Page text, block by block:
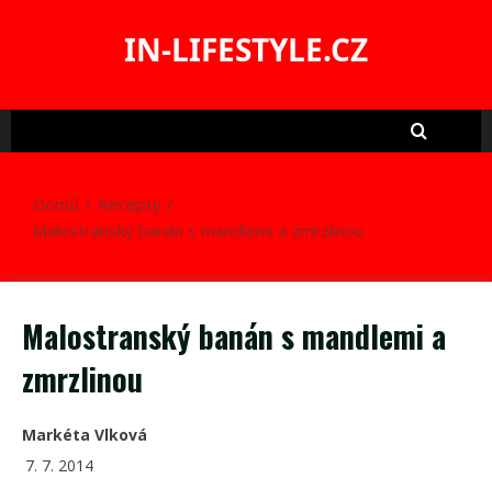
IN-LIFESTYLE.CZ
Domů
Recepty
Malostranský banán s mandlemi a zmrzlinou
Malostranský banán s mandlemi a
zmrzlinou
Markéta Vlková
7. 7. 2014